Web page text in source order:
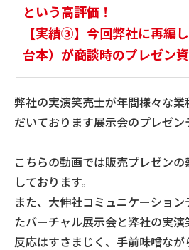
という高評価！
【実績③】今回弊社に再編
台本）が商談時のプレゼン
弊社の実演笑売士が年間様々な
だいております展示会のプレゼン
こちらの動画では販売プレゼン
しております。
また、大伸社コミュニケーショ
たバーチャル展示会と弊社の実
反応はすさまじく、手前味噌な